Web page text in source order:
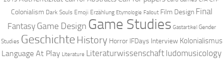
Colonialism Dark Souls Emoji Erzählung Etymologie Fallout Film Design Final
Fantasy Game Design Game Studies Gastartikel Gender
Studies Geschichte History Horror IFDays Interview Kolonialismus
Language At Play Literature Literaturwissenschaft ludomusicology